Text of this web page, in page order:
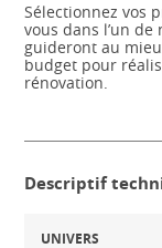
Sélectionnez vos
vous dans l’un
guideront au
budget pour
rénovation.
Descriptif
UNIVERS